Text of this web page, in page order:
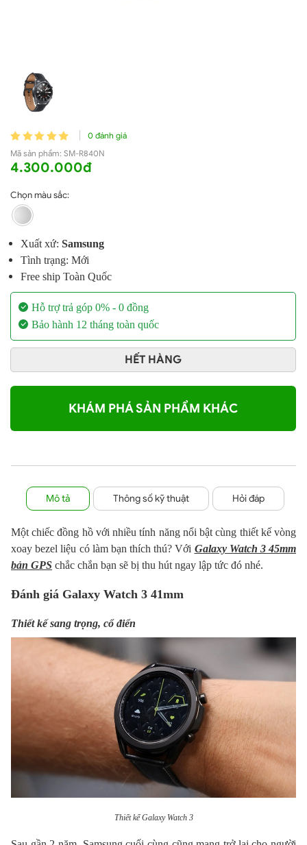
0 đánh giá
Mã sản phẩm: SM-R840N
4.300.000đ
Chọn màu sắc:
Xuất xứ: Samsung
Tình trạng: Mới
Free ship Toàn Quốc
Hỗ trợ trả góp 0% - 0 đồng
Bảo hành 12 tháng toàn quốc
HẾT HÀNG
KHÁM PHÁ SẢN PHẨM KHÁC
Mô tả Thông số kỹ thuật Hỏi đáp
Một chiếc đồng hồ với nhiều tính năng nổi bật cùng thiết kế vòng
xoay bezel liệu có làm bạn thích thú? Với Galaxy Watch 3 45mm
bản GPS chắc chắn bạn sẽ bị thu hút ngay lập tức đó nhé.
Đánh giá Galaxy Watch 3 41mm
Thiết kế sang trọng, cổ điển
Thiết kế Galaxy Watch 3